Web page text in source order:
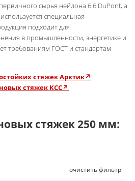
сырья нейлона 6.6 DuPont, а
специальная
подходит для
в промышленности, энергетике и
требованиям ГОСТ и стандартам
стяжекАрктик↗
стяжек КСС↗
стяжек 250 мм:
очистить фильтр